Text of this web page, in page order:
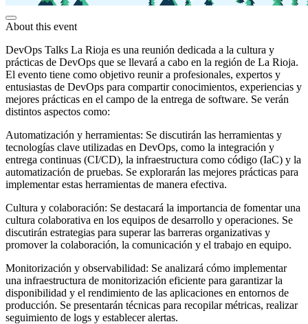
About this event
DevOps Talks La Rioja es una reunión dedicada a la cultura y
prácticas de DevOps que se llevará a cabo en la región de La Rioja.
El evento tiene como objetivo reunir a profesionales, expertos y
entusiastas de DevOps para compartir conocimientos, experiencias y
mejores prácticas en el campo de la entrega de software. Se verán
distintos aspectos como:
Automatización y herramientas: Se discutirán las herramientas y
tecnologías clave utilizadas en DevOps, como la integración y
entrega continuas (CI/CD), la infraestructura como código (IaC) y la
automatización de pruebas. Se explorarán las mejores prácticas para
implementar estas herramientas de manera efectiva.
Cultura y colaboración: Se destacará la importancia de fomentar una
cultura colaborativa en los equipos de desarrollo y operaciones. Se
discutirán estrategias para superar las barreras organizativas y
promover la colaboración, la comunicación y el trabajo en equipo.
Monitorización y observabilidad: Se analizará cómo implementar
una infraestructura de monitorización eficiente para garantizar la
disponibilidad y el rendimiento de las aplicaciones en entornos de
producción. Se presentarán técnicas para recopilar métricas, realizar
seguimiento de logs y establecer alertas.